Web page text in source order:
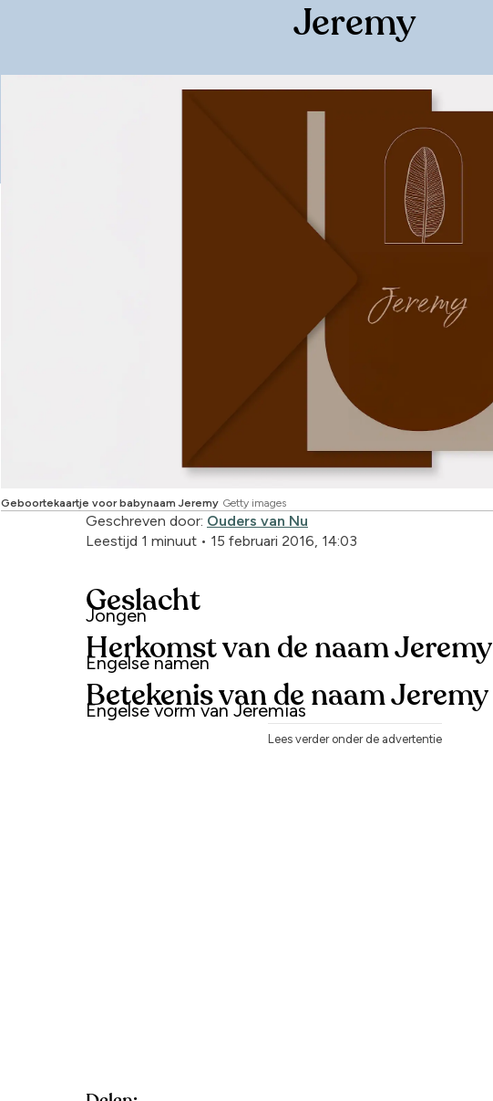
Jeremy
Geboortekaartje voor babynaam Jeremy Getty images
Geschreven door: Ouders van Nu
Leestijd 1 minuut • 15 februari 2016, 14:03
Geslacht
Jongen
Herkomst van de naam Jeremy
Engelse namen
Betekenis van de naam Jeremy
Engelse vorm van Jeremias
Lees verder onder de advertentie